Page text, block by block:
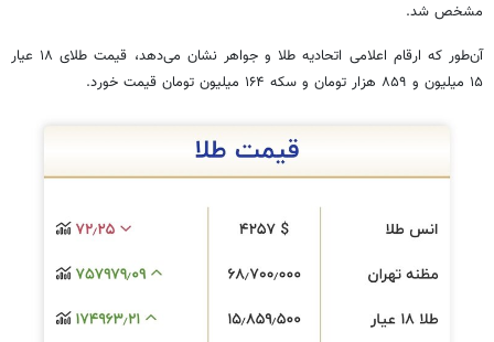
مشخص شد.
آن‌طور که ارقام اعلامی اتحادیه طلا و جواهر نشان می‌دهد، قیمت طلای ۱۸ عیار
۱۵ میلیون و ۸۵۹ هزار تومان و سکه ۱۶۴ میلیون تومان قیمت خورد.